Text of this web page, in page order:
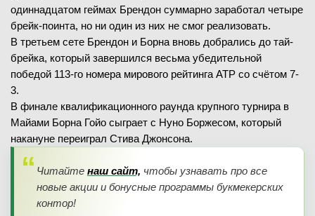
одиннадцатом геймах Брендон суммарно заработал четыре
брейк-поинта, но ни один из них не смог реализовать.
В третьем сете Брендон и Борна вновь добрались до тай-
брейка, который завершился весьма убедительной
победой 113-го номера мирового рейтинга ATP со счётом 7-
3.
В финале квалификационного раунда крупного турнира в
Майами Борна Гойо сыграет с Нуно Боржесом, который
накануне переиграл Стива Джонсона.
Читайте наш сайт, чтобы узнавать про все
новые акции и бонусные программы букмекерских
контор!